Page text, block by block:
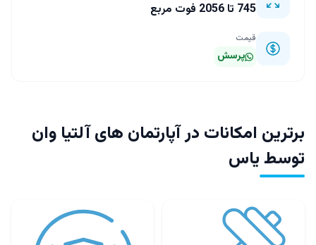
745 تا 2056 فوت مربع
قیمت
پرسش
برترین امکانات در آپارتمان‌ های آلتیا وان
توسط یاس